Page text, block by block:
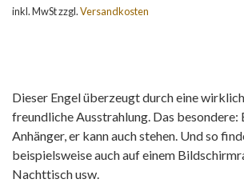
inkl. MwSt zzgl.Versandkosten
Dieser Engel überzeugt durch eine
freundliche Ausstrahlung. Das besondere:
Anhänger, er kann auch stehen. Und so
beispielsweise auch auf einem
Nachttisch usw.